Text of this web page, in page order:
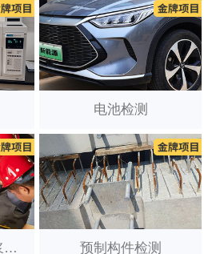
电池检测
装配式建筑套筒灌浆质量检测 预制构件检测